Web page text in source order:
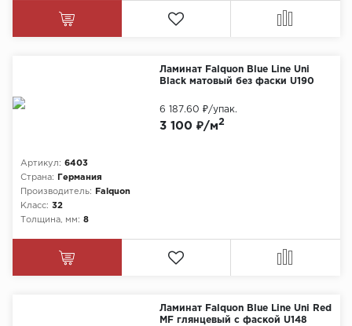
Ламинат Falquon Blue Line Uni
Black матовый без фаски U190
Артикул: 6403
Страна:
Германия
Производитель:
Falquon
Класс: 32
Толщина, мм: 8
3 100 ₽/м2
6 187.60 ₽/упак.
Ламинат Falquon Blue Line Uni Red
MF глянцевый с фаской U148